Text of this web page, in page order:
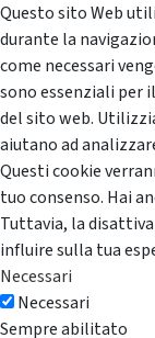
Questo sito Web
durante la
come necessari
sono essenziali per
del sito web.
aiutano ad
Questi cookie
tuo consenso. Hai
Tuttavia, la
influire sulla tua
Necessari
Necessari
Sempre abilitato